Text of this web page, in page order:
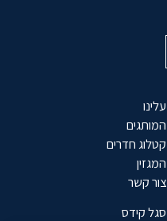
עלינו
המותגים
קטלוג חדרים
המגזין
צור קשר
סגל קידס